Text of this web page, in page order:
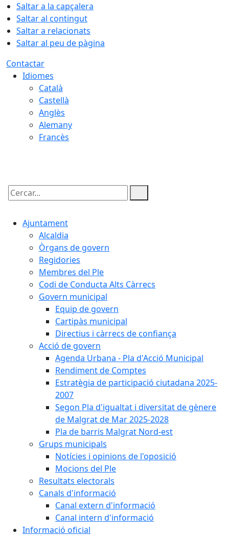
Saltar a la capçalera
Saltar al contingut
Saltar a relacionats
Saltar al peu de pàgina
Contactar
Idiomes
Català
Castellà
Anglès
Alemany
Francès
Cercar:
Ajuntament
Alcaldia
Òrgans de govern
Regidories
Membres del Ple
Codi de Conducta Alts Càrrecs
Govern municipal
Equip de govern
Cartipàs municipal
Directius i càrrecs de confiança
Acció de govern
Agenda Urbana - Pla d'Acció Municipal
Rendiment de Comptes
Estratègia de participació ciutadana 2025-
2007
Segon Pla d'igualtat i diversitat de gènere
de Malgrat de Mar 2025-2028
Pla de barris Malgrat Nord-est
Grups municipals
Notícies i opinions de l'oposició
Mocions del Ple
Resultats electorals
Canals d'informació
Canal extern d'informació
Canal intern d'informació
Informació oficial